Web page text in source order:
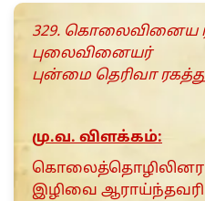
329. கொலைவினைய
புலைவினையர்
புன்மை தெரிவா
மு.வ. விளக்கம்:
இழிவை